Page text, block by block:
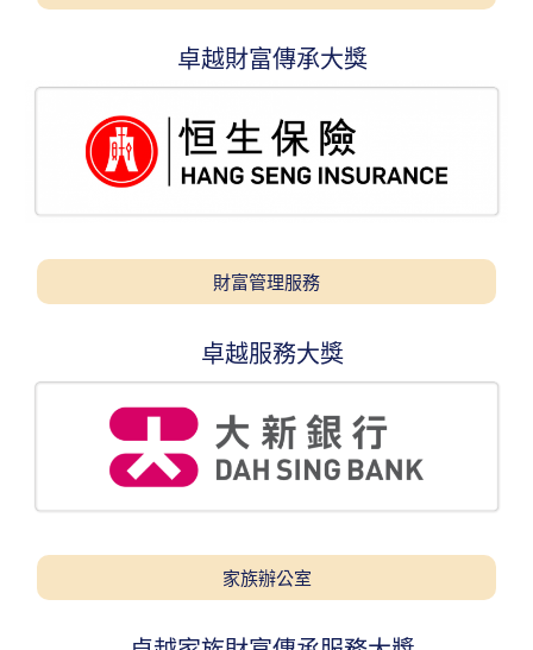
卓越財富傳承大獎
財富管理服務
卓越服務大獎
家族辦公室